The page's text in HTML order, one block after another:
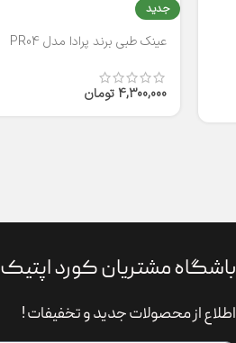
جدید
عینک طبی برند پرادا مدل PR04
4,300,000 تومان
باشگاه مشتریان کورد اپتیک
اطلاع از محصولات جدید و تخفیفات !